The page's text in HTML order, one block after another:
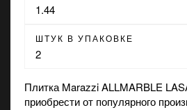
1.44
ШТУК В УПАКОВКЕ
2
Плитка Marazzi ALLMARBLE
приобрести от популярного